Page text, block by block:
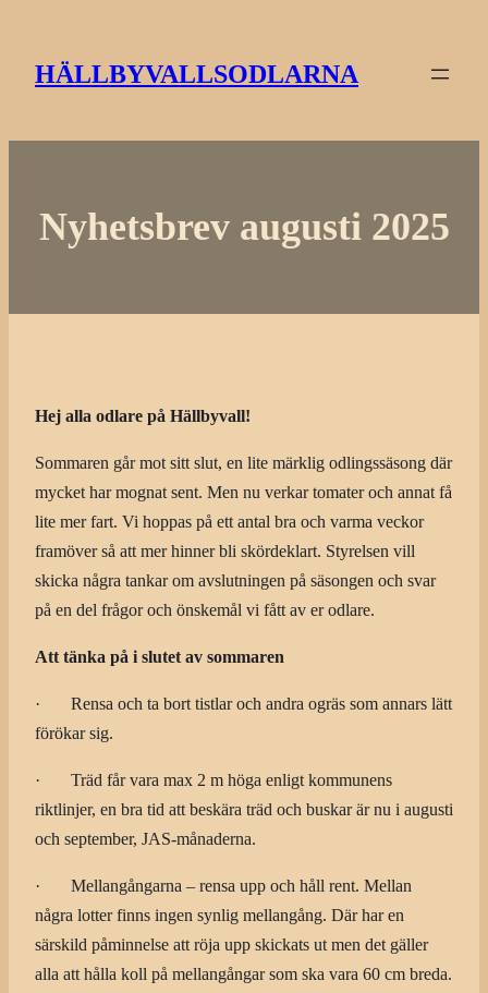
innehåll
HÄLLBYVALLSODLARNA
Nyhetsbrev augusti 2025
Hej alla odlare på Hällbyvall!
Sommaren går mot sitt slut, en lite märklig odlingssäsong där
mycket har mognat sent. Men nu verkar tomater och annat få
lite mer fart. Vi hoppas på ett antal bra och varma veckor
framöver så att mer hinner bli skördeklart. Styrelsen vill
skicka några tankar om avslutningen på säsongen och svar
på en del frågor och önskemål vi fått av er odlare.
Att tänka på i slutet av sommaren
· Rensa och ta bort tistlar och andra ogräs som annars lätt
förökar sig.
· Träd får vara max 2 m höga enligt kommunens
riktlinjer, en bra tid att beskära träd och buskar är nu i augusti
och september, JAS-månaderna.
· Mellangångarna – rensa upp och håll rent. Mellan
några lotter finns ingen synlig mellangång. Där har en
särskild påminnelse att röja upp skickats ut men det gäller
alla att hålla koll på mellangångar som ska vara 60 cm breda.